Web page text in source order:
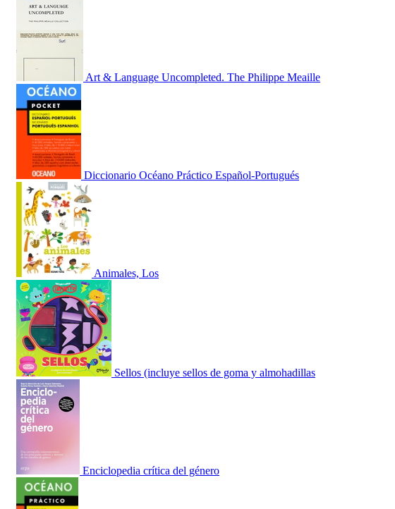
Art & Language Uncompleted. The Philippe Meaille
Diccionario Océano Práctico Español-Portugués
Animales, Los
Sellos (incluye sellos de goma y almohadillas
Enciclopedia crítica del género